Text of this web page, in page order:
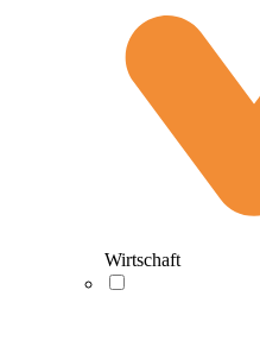
Wirtschaft